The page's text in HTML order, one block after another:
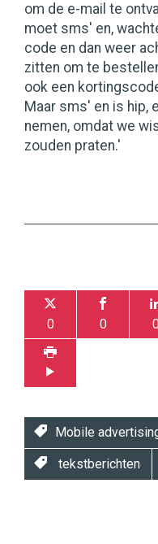
om de e-mail te
moet sms' en,
code en dan weer
zitten om te
ook een
Maar sms' en is hip,
nemen, omdat we
zouden praten.'
0 0
Mobile
tekstberichten